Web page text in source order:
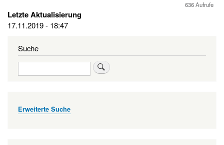
636 Aufrufe
Letzte Aktualisierung
17.11.2019 - 18:47
Suche
Suche
Erweiterte Suche